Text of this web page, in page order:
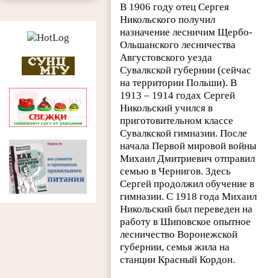
В 1906 году отец Сергея
Никольского получил
назначение лесничим Щербо-
Ольшанского лесничества
Августовского уезда
Сувалкской губернии (сейчас
на территории Польши). В
1913 – 1914 годах Сергей
Никольский учился в
приготовительном классе
Сувалкской гимназии. После
начала Первой мировой войны
Михаил Дмитриевич отправил
семью в Чернигов. Здесь
Сергей продолжил обучение в
гимназии. С 1918 года Михаил
Никольский был переведен на
работу в Шиповское опытное
лесничество Воронежской
губернии, семья жила на
станции Красный Кордон.